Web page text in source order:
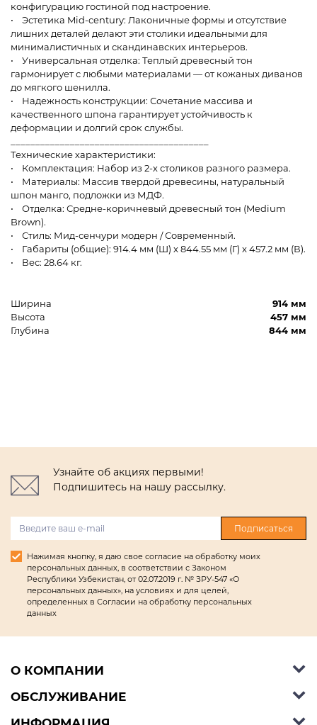
конфигурацию гостиной под настроение.
• Эстетика Mid-century: Лаконичные формы и отсутствие
лишних деталей делают эти столики идеальными для
минималистичных и скандинавских интерьеров.
• Универсальная отделка: Теплый древесный тон
гармонирует с любыми материалами — от кожаных диванов
до мягкого шенилла.
• Надежность конструкции: Сочетание массива и
качественного шпона гарантирует устойчивость к
деформации и долгий срок службы.
Технические характеристики:
• Комплектация: Набор из 2-х столиков разного размера.
• Материалы: Массив твердой древесины, натуральный
шпон манго, подложки из МДФ.
• Отделка: Средне-коричневый древесный тон (Medium
Brown).
• Стиль: Мид-сенчури модерн / Современный.
• Габариты (общие): 914.4 мм (Ш) x 844.55 мм (Г) x 457.2 мм (В).
• Вес: 28.64 кг.
Ширина
914 мм
Высота
457 мм
Глубина
844 мм
Узнайте об акциях первыми!
Подпишитесь на нашу рассылку.
Подписаться
Нажимая кнопку, я даю свое согласие на обработку моих
персональных данных, в соответствии с Законом
Республики Узбекистан, от 02.07.2019 г. № ЗРУ-547 «О
персональных данных», на условиях и для целей,
определенных в Согласии на обработку персональных
данных
О КОМПАНИИ
Об Ashley Furniture HomeStore
Контакты
ОБСЛУЖИВАНИЕ